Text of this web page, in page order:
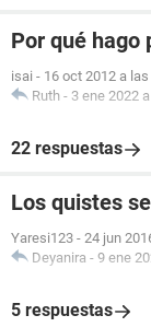
Por qué hago
isai - 16 oct 2012 a las
Ruth - 3 ene 2022
22 respuestas
Los quistes
Yaresi123 - 24 jun
Deyanira - 9 ene
5 respuestas